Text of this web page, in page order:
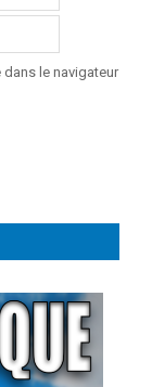
le navigateur